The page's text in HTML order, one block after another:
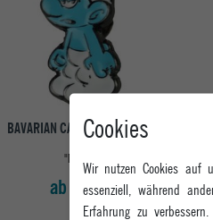
BAVARIAN CAPS STREETWEAR
PIN
"MUFFI"
ab 6,95 €
Cookies
Wir nutzen Cookies auf
essenziell, während
Erfahrung zu